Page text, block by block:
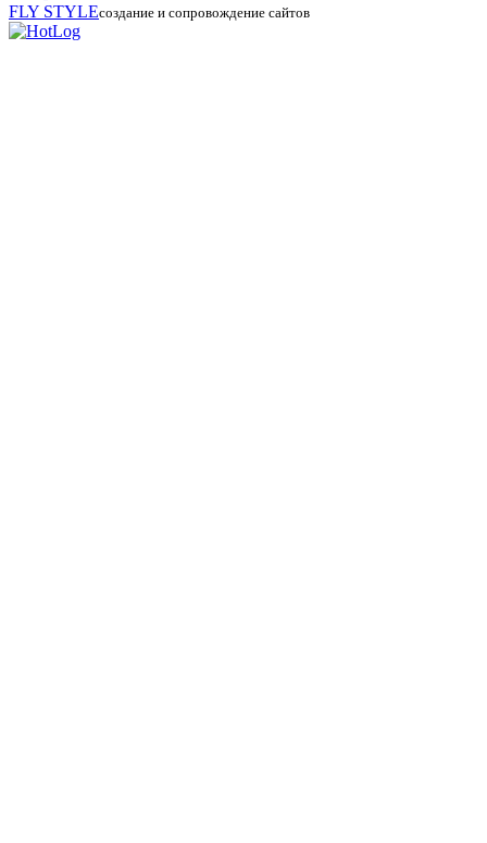
FLY STYLEсоздание и сопровождение сайтов